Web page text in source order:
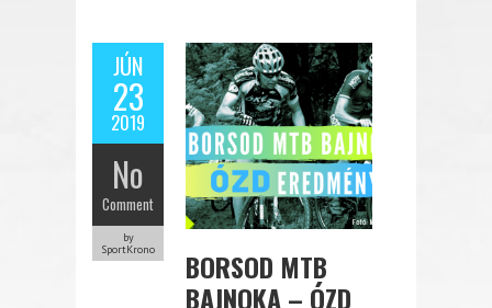
JÚN
23
2019
No
Comment
by
SportKrono
BORSOD MTB
BAJNOKA – ÓZD